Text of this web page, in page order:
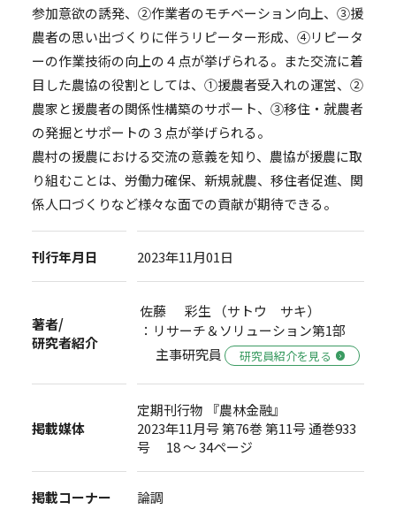
参加意欲の誘発、②作業者のモチベーション向上、③援
農者の思い出づくりに伴うリピーター形成、④リピータ
ーの作業技術の向上の４点が挙げられる。また交流に着
目した農協の役割としては、①援農者受入れの運営、②
農家と援農者の関係性構築のサポート、③移住・就農者
の発掘とサポートの３点が挙げられる。
農村の援農における交流の意義を知り、農協が援農に取
り組むことは、労働力確保、新規就農、移住者促進、関
係人口づくりなど様々な面での貢献が期待できる。
刊行年月日 2023年11月01日
著者/
研究者紹介
佐藤 彩生 （サトウ サキ）
：リサーチ＆ソリューション第1部
主事研究員
研究員紹介を見る
掲載媒体
定期刊行物 『農林金融』
2023年11月号 第76巻 第11号 通巻933
号 18 ～ 34ページ
掲載コーナー 論調